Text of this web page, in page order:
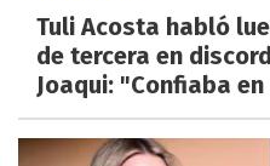
Tuli Acosta habló
de tercera en
Joaqui: "Confiaba en